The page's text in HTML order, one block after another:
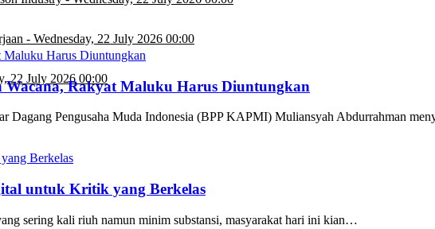
- Wednesday, 22 July 2026 00:00
22 July 2026 00:00Rakyat Maluku Harus Diuntungkan
Pengusaha Muda Indonesia (BPP KAPMI) Muliansyah Abdurrahman
untuk Kritik yang Berkelas
sering kali riuh namun minim substansi, masyarakat hari ini kian…